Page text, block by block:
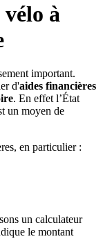
vélo à
important.
d'aides financières
. En effet l’État
un moyen de
en particulier :
un calculateur
le montant